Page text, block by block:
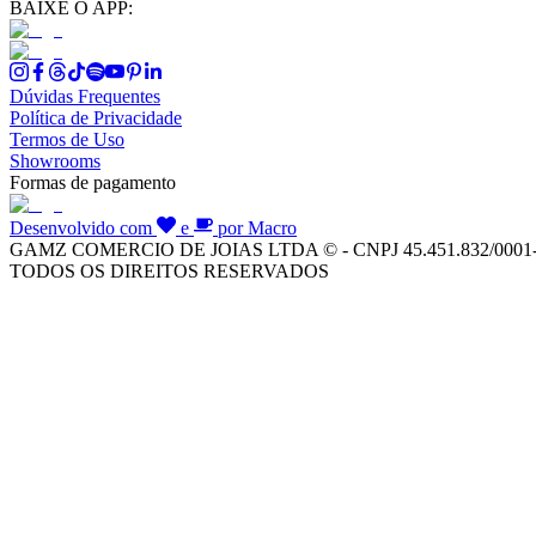
BAIXE O APP:
Dúvidas Frequentes
Política de Privacidade
Termos de Uso
Showrooms
Formas de pagamento
Desenvolvido com e
por Macro
GAMZ COMERCIO DE JOIAS LTDA © - CNPJ 45.451.832/
TODOS OS DIREITOS RESERVADOS